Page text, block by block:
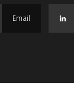
Email